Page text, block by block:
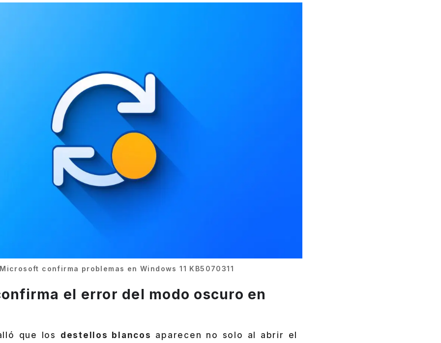
Microsoft confirma problemas en Windows 11 KB5070311
el error del modo oscuro en
que los destellos blancos aparecen no solo al abrir el